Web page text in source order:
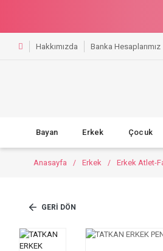
Hakkımızda Banka Hesaplarımız
Bayan Erkek Çocuk
Anasayfa Erkek Erkek Atlet-
GERI DÖN